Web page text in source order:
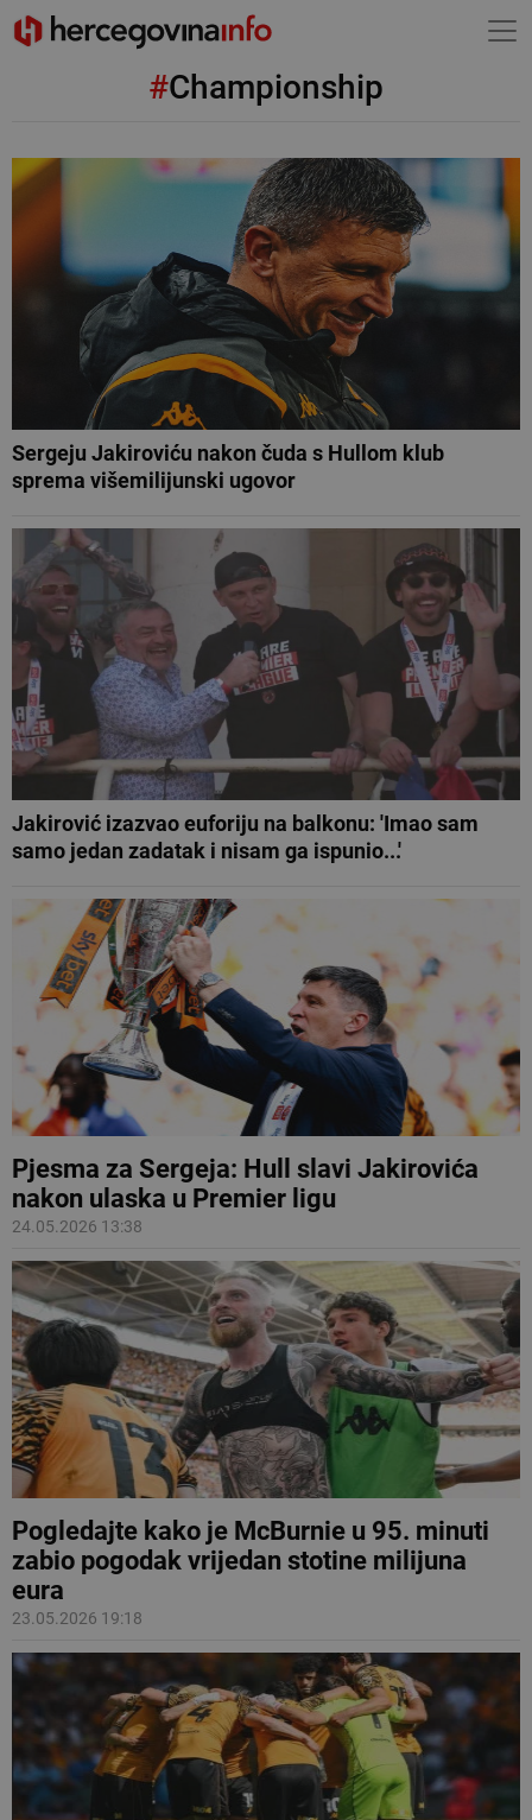
#Championship
Sergeju Jakiroviću nakon čuda s Hullom klub
sprema višemilijunski ugovor
Jakirović izazvao euforiju na balkonu: 'Imao sam
samo jedan zadatak i nisam ga ispunio...'
Pjesma za Sergeja: Hull slavi Jakirovića
nakon ulaska u Premier ligu
24.05.2026 13:38
Pogledajte kako je McBurnie u 95. minuti
zabio pogodak vrijedan stotine milijuna
eura
23.05.2026 19:18